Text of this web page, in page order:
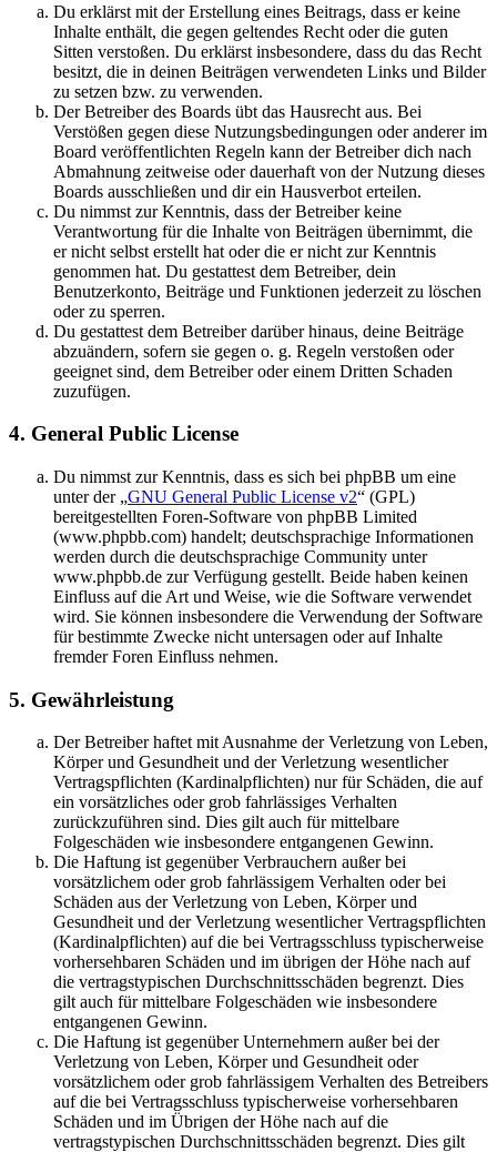
Du erklärst mit der Erstellung eines Beitrags, dass er keine
Inhalte enthält, die gegen geltendes Recht oder die guten
Sitten verstoßen. Du erklärst insbesondere, dass du das Recht
besitzt, die in deinen Beiträgen verwendeten Links und Bilder
zu setzen bzw. zu verwenden.
Der Betreiber des Boards übt das Hausrecht aus. Bei
Verstößen gegen diese Nutzungsbedingungen oder anderer im
Board veröffentlichten Regeln kann der Betreiber dich nach
Abmahnung zeitweise oder dauerhaft von der Nutzung dieses
Boards ausschließen und dir ein Hausverbot erteilen.
Du nimmst zur Kenntnis, dass der Betreiber keine
Verantwortung für die Inhalte von Beiträgen übernimmt, die
er nicht selbst erstellt hat oder die er nicht zur Kenntnis
genommen hat. Du gestattest dem Betreiber, dein
Benutzerkonto, Beiträge und Funktionen jederzeit zu löschen
oder zu sperren.
Du gestattest dem Betreiber darüber hinaus, deine Beiträge
abzuändern, sofern sie gegen o. g. Regeln verstoßen oder
geeignet sind, dem Betreiber oder einem Dritten Schaden
zuzufügen.
4. General Public License
Du nimmst zur Kenntnis, dass es sich bei phpBB um eine
unter der „GNU General Public License v2“ (GPL)
bereitgestellten Foren-Software von phpBB Limited
(www.phpbb.com) handelt; deutschsprachige Informationen
werden durch die deutschsprachige Community unter
www.phpbb.de zur Verfügung gestellt. Beide haben keinen
Einfluss auf die Art und Weise, wie die Software verwendet
wird. Sie können insbesondere die Verwendung der Software
für bestimmte Zwecke nicht untersagen oder auf Inhalte
fremder Foren Einfluss nehmen.
5. Gewährleistung
Der Betreiber haftet mit Ausnahme der Verletzung von Leben,
Körper und Gesundheit und der Verletzung wesentlicher
Vertragspflichten (Kardinalpflichten) nur für Schäden, die auf
ein vorsätzliches oder grob fahrlässiges Verhalten
zurückzuführen sind. Dies gilt auch für mittelbare
Folgeschäden wie insbesondere entgangenen Gewinn.
Die Haftung ist gegenüber Verbrauchern außer bei
vorsätzlichem oder grob fahrlässigem Verhalten oder bei
Schäden aus der Verletzung von Leben, Körper und
Gesundheit und der Verletzung wesentlicher Vertragspflichten
(Kardinalpflichten) auf die bei Vertragsschluss typischerweise
vorhersehbaren Schäden und im übrigen der Höhe nach auf
die vertragstypischen Durchschnittsschäden begrenzt. Dies
gilt auch für mittelbare Folgeschäden wie insbesondere
entgangenen Gewinn.
Die Haftung ist gegenüber Unternehmern außer bei der
Verletzung von Leben, Körper und Gesundheit oder
vorsätzlichem oder grob fahrlässigem Verhalten des Betreibers
auf die bei Vertragsschluss typischerweise vorhersehbaren
Schäden und im Übrigen der Höhe nach auf die
vertragstypischen Durchschnittsschäden begrenzt. Dies gilt